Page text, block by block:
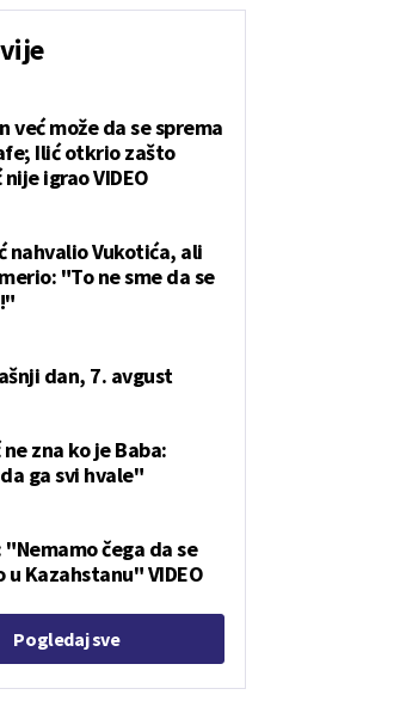
već može da se sprema
Ilić otkrio zašto
igrao VIDEO
nahvalio Vukotića, ali
"To ne sme da se
dan, 7. avgust
zna ko je Baba:
ga svi hvale"
"Nemamo čega da se
u Kazahstanu" VIDEO
Pogledaj sve